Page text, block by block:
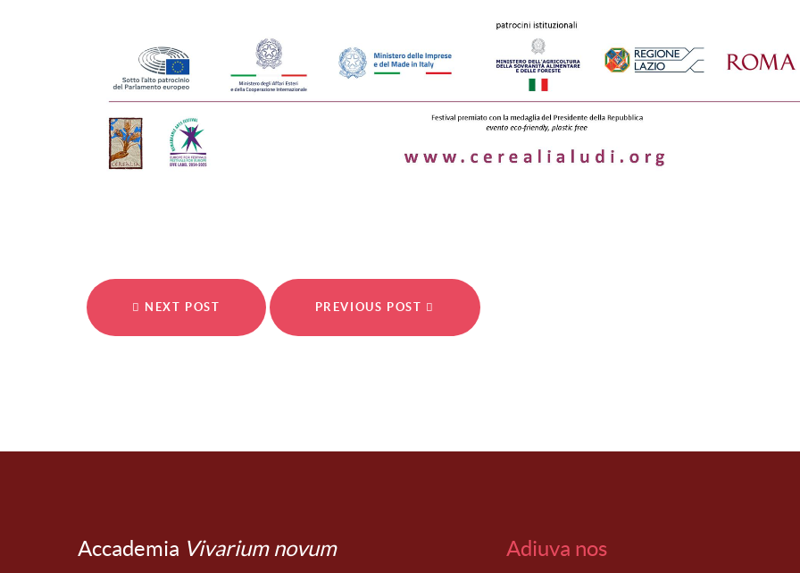
NEXT POST PREVIOUS POST
Accademia Vivarium novum Adiuva nos